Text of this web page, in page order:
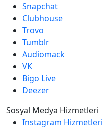
Snapchat
Clubhouse
Trovo
Tumblr
Audiomack
VK
Bigo Live
Deezer
Sosyal Medya Hizmetleri
Instagram Hizmetleri